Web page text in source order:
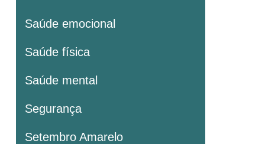
Saúde emocional
Saúde física
Saúde mental
Segurança
Setembro Amarelo